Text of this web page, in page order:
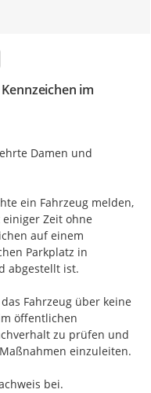
im
Damen und
ein Fahrzeug melden,
einiger Zeit ohne
auf einem
Parkplatz in
abgestellt ist.
Fahrzeug über keine
öffentlichen
zu prüfen und
einzuleiten.
bei.